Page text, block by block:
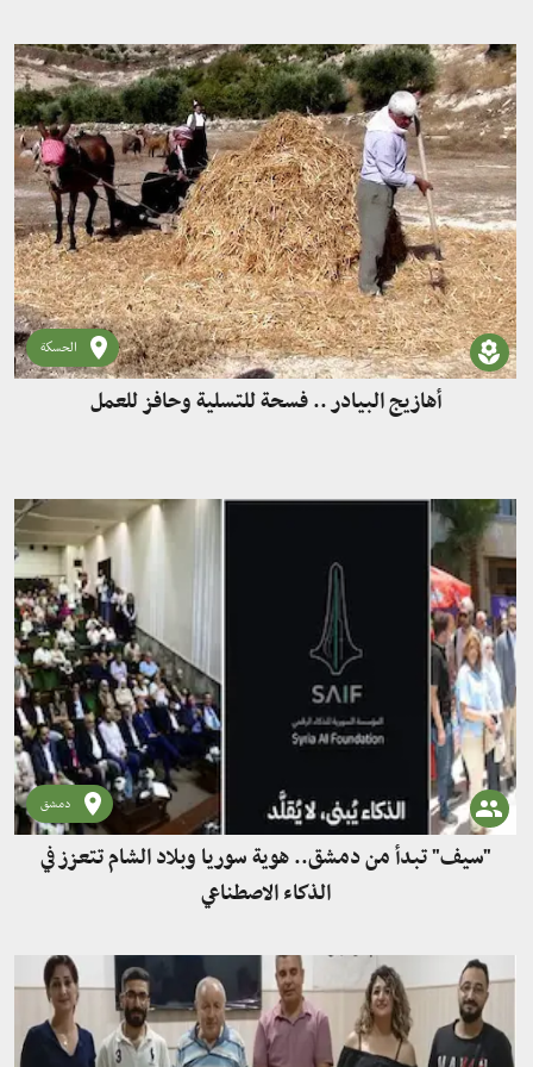
الحسكة
أهازيج البيادر .. فسحة للتسلية وحافز للعمل
دمشق
"سيف" تبدأ من دمشق.. هوية سوريا وبلاد الشام تتعزز في
الذكاء الاصطناعي